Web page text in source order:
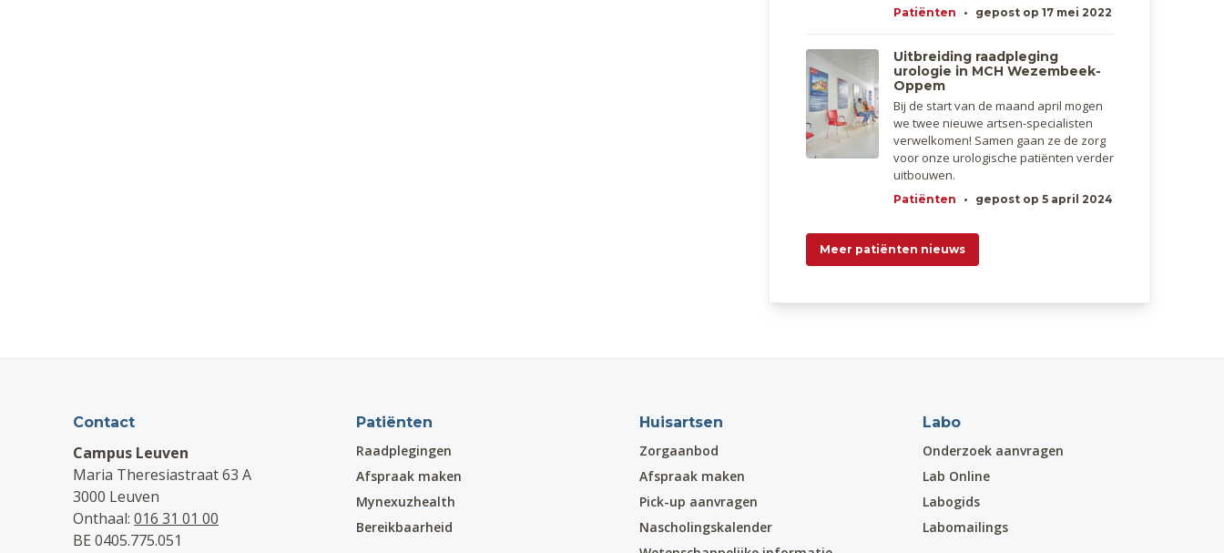
Patiënten • gepost op 17 mei 2022
Uitbreiding raadpleging
urologie in MCH Wezembeek-
Oppem
Bij de start van de maand april mogen
we twee nieuwe artsen-specialisten
verwelkomen! Samen gaan ze de zorg
voor onze urologische patiënten verder
uitbouwen.
Patiënten • gepost op 5 april 2024
Meer patiënten nieuws
Contact
Campus Leuven
Maria Theresiastraat 63 A
3000 Leuven
Onthaal: 016 31 01 00
BE 0405.775.051
Patiënten
Raadplegingen
Afspraak maken
Mynexuzhealth
Bereikbaarheid
Huisartsen
Zorgaanbod
Afspraak maken
Pick-up aanvragen
Nascholingskalender
Labo
Onderzoek aanvragen
Lab Online
Labogids
Labomailings